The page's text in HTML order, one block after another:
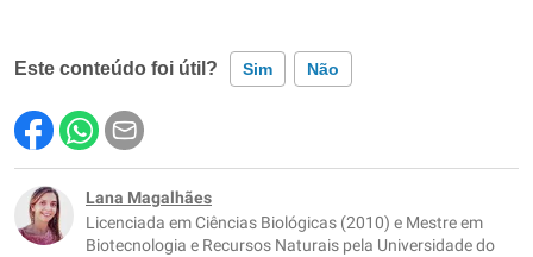
Este conteúdo foi útil? Sim Não
Este conteúdo contém informação incorreta
Este conteúdo não tem a informação que procuro
Outro
Lana Magalhães
Licenciada em Ciências Biológicas (2010) e Mestre em
Biotecnologia e Recursos Naturais pela Universidade do